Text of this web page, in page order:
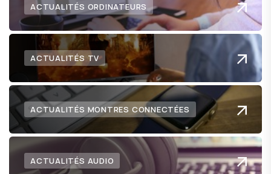
ACTUALITÉS ORDINATEURS
ACTUALITÉS TV
ACTUALITÉS MONTRES CONNECTÉES
ACTUALITÉS AUDIO